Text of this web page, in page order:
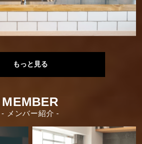
もっと見る
MEMBER
- メンバー紹介 -